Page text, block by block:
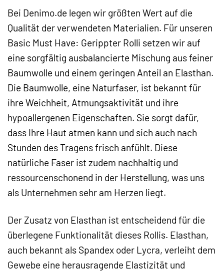
Bei Denimo.de legen wir größten Wert auf die
Qualität der verwendeten Materialien. Für unseren
Basic Must Have: Gerippter Rolli setzen wir auf
eine sorgfältig ausbalancierte Mischung aus feiner
Baumwolle und einem geringen Anteil an Elasthan.
Die Baumwolle, eine Naturfaser, ist bekannt für
ihre Weichheit, Atmungsaktivität und ihre
hypoallergenen Eigenschaften. Sie sorgt dafür,
dass Ihre Haut atmen kann und sich auch nach
Stunden des Tragens frisch anfühlt. Diese
natürliche Faser ist zudem nachhaltig und
ressourcenschonend in der Herstellung, was uns
als Unternehmen sehr am Herzen liegt.
Der Zusatz von Elasthan ist entscheidend für die
überlegene Funktionalität dieses Rollis. Elasthan,
auch bekannt als Spandex oder Lycra, verleiht dem
Gewebe eine herausragende Elastizität und